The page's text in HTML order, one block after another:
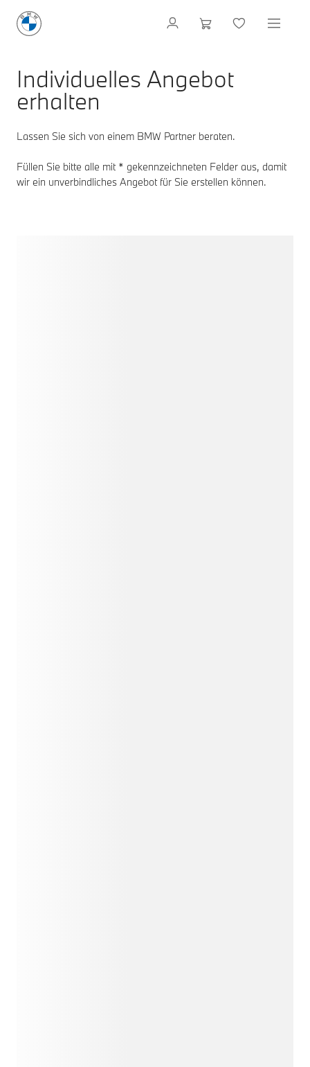
Individuelles Angebot
erhalten
Lassen Sie sich von einem BMW Partner beraten.
Füllen Sie bitte alle mit * gekennzeichneten Felder aus, damit
wir ein unverbindliches Angebot für Sie erstellen können.